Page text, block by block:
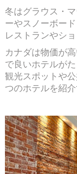
冬はグラウス・
ーやスノーボー
レストランやシ
カナダは物価が
で良いホテルが
観光スポットや
つのホテルを紹介